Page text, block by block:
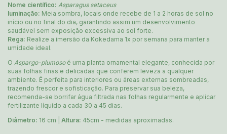
Nome científico: Asparagus setaceus
luminação: Meia sombra, locais onde recebe de 1 a 2 horas de sol no
início ou no final do dia, garantindo assim um desenvolvimento
saudável sem exposição excessiva ao sol forte.
Rega: Realize a imersão da Kokedama 1x por semana para manter a
umidade ideal.
O Aspargo-plumosoé uma planta ornamental elegante, conhecida por
suas folhas finas e delicadas que conferem leveza a qualquer
ambiente. É perfeita para interiores ou áreas externas sombreadas,
trazendo frescor e sofisticação. Para preservar sua beleza,
recomenda-se borrifar água filtrada nas folhas regularmente e aplicar
fertilizante líquido a cada 30 a 45 dias.
Diâmetro: 16 cm | Altura: 45cm - medidas aproximadas.